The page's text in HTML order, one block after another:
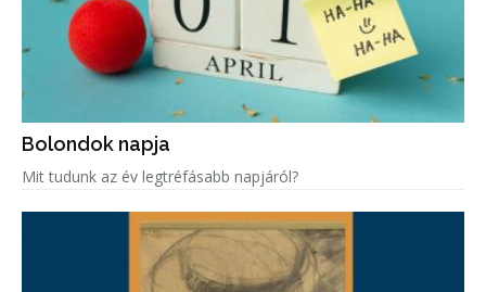
Bolondok napja
Mit tudunk az év legtréfásabb napjáról?